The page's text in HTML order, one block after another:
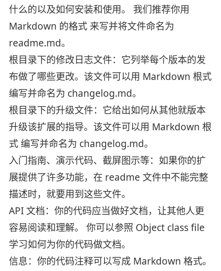
什么的以及如何安装和使用。 我们推荐你用
Markdown 的格式 来写并将文件命名为
readme.md。
根目录下的修改日志文件：它列举每个版本的发
布做了哪些更改。该文件可以用 Markdown 根式
编写并命名为 changelog.md。
根目录下的升级文件：它给出如何从其他就版本
升级该扩展的指导。该文件可以用 Markdown 根
式 编写并命名为 changelog.md。
入门指南、演示代码、截屏图示等：如果你的扩
展提供了许多功能，在 readme 文件中不能完整
描述时，就要用到这些文件。
API 文档：你的代码应当做好文档，让其他人更
容易阅读和理解。 你可以参照 Object class file
学习如何为你的代码做文档。
信息：你的代码注释可以写成 Markdown 格式。